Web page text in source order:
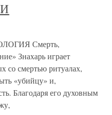
Смерть,
Знахарь играет
со смертью ритуалах,
«убийцу» и,
Благодаря его духовным